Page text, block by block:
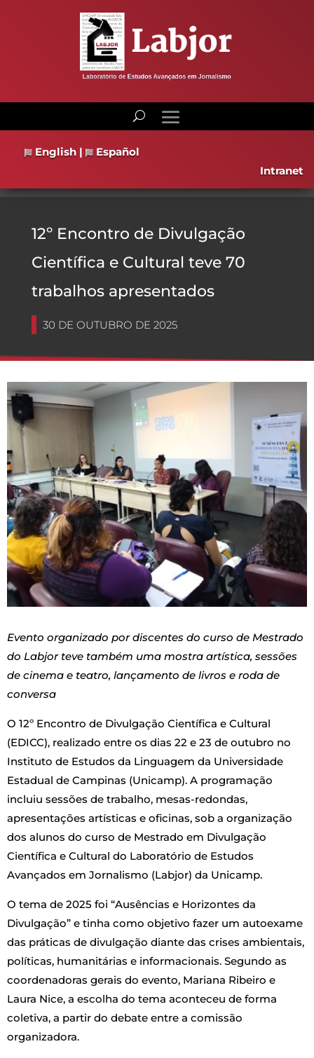
English |
Español
Intranet
12º Encontro de Divulgação
Científica e Cultural teve 70
trabalhos apresentados
30 DE OUTUBRO DE 2025
Evento organizado por discentes do curso de Mestrado
do Labjor teve também uma mostra artística, sessões
de cinema e teatro, lançamento de livros e roda de
conversa
O 12º Encontro de Divulgação Científica e Cultural
(EDICC), realizado entre os dias 22 e 23 de outubro no
Instituto de Estudos da Linguagem da Universidade
Estadual de Campinas (Unicamp). A programação
incluiu sessões de trabalho, mesas-redondas,
apresentações artísticas e oficinas, sob a organização
dos alunos do curso de Mestrado em Divulgação
Científica e Cultural do Laboratório de Estudos
Avançados em Jornalismo (Labjor) da Unicamp.
O tema de 2025 foi “Ausências e Horizontes da
Divulgação” e tinha como objetivo fazer um autoexame
das práticas de divulgação diante das crises ambientais,
políticas, humanitárias e informacionais. Segundo as
coordenadoras gerais do evento, Mariana Ribeiro e
Laura Nice, a escolha do tema aconteceu de forma
coletiva, a partir do debate entre a comissão
organizadora.